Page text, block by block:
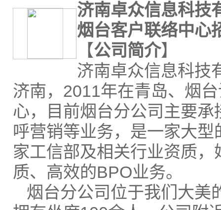
济南卓众信息科技
烟台客户联络中心
【公司简介】
济南卓众信息科
济南，2011年在青岛、烟
心，目前烟台分公司主要
呼营销等业务，是一家大
家工信部及相关行业资质
质、高效的BPO业务。
烟台分公司位于我们大美